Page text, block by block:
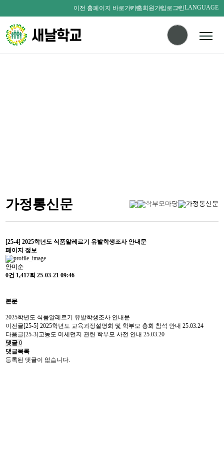
이전 홈페이지 바로가기홈회원가입 로그인LANGUAGE
가정통신문 학부모마당 가정통신문
[25-4] 2025학년도 식품알레르기 유발학생조사 안내문
페이지 정보
안미순
0건 1,417회 25-03-21 09:46
본문
2025학년도 식품알레르기 유발학생조사 안내문
이전글[25-5] 2025학년도 교육과정설명회 및 학부모 총회 참석 안내 25.03.24
다음글[25-3]고농도 미세먼지 관련 학부모 사전 안내 25.03.20
댓글 0
댓글목록
등록된 댓글이 없습니다.